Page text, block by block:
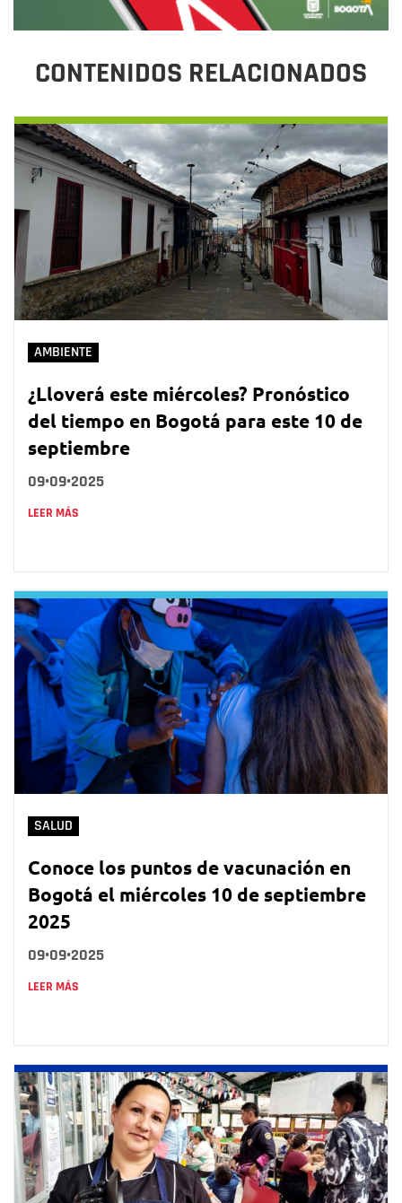
CONTENIDOS RELACIONADOS
AMBIENTE
¿Lloverá este miércoles? Pronóstico
del tiempo en Bogotá para este 10 de
septiembre
09•09•2025
LEER MÁS
SALUD
Conoce los puntos de vacunación en
Bogotá el miércoles 10 de septiembre
2025
09•09•2025
LEER MÁS